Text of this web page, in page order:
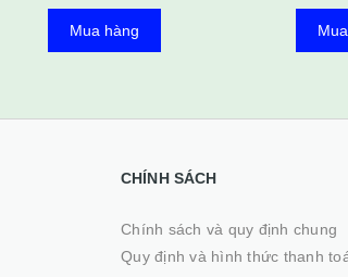
Mua hàng
CHÍNH SÁCH
Chính sách và quy định chung
Quy định và hình thức thanh